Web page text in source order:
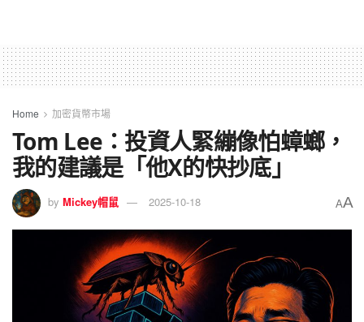
Home 加密貨幣市場
Tom Lee：投資人緊繃像怕蟑螂，
我的建議是「他X的快抄底」
by Mickey帽鼠 2025-10-18 AA